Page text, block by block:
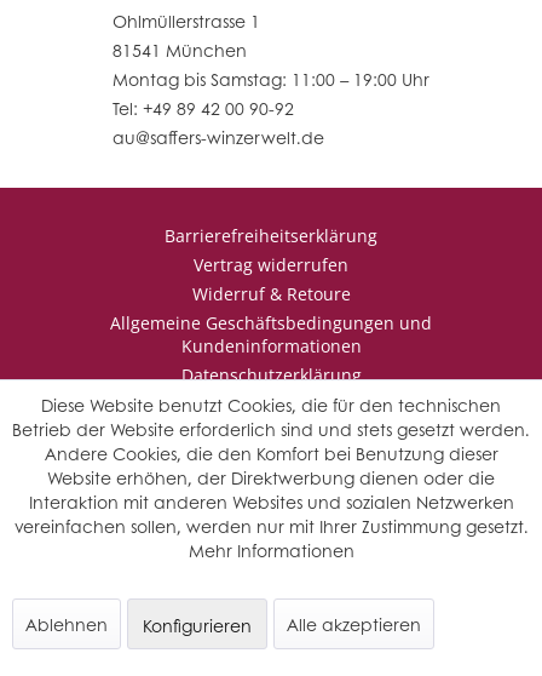
Ohlmüllerstrasse 1
81541 München
Montag bis Samstag: 11:00 – 19:00 Uhr
Tel: +49 89 42 00 90-92
au@saffers-winzerwelt.de
Barrierefreiheitserklärung
Vertrag widerrufen
Widerruf & Retoure
Allgemeine Geschäftsbedingungen und
Kundeninformationen
Datenschutzerklärung
Impressum
* Wir behalten uns vor den Jahrgang auszuwählen, sollten mehrere
Jahrgänge verfügbar sein.
© Saffers WinzerWelt - alle Rechte vorbehalten
Diese Website benutzt Cookies, die für den technischen
Betrieb der Website erforderlich sind und stets gesetzt werden.
Andere Cookies, die den Komfort bei Benutzung dieser
Website erhöhen, der Direktwerbung dienen oder die
Interaktion mit anderen Websites und sozialen Netzwerken
vereinfachen sollen, werden nur mit Ihrer Zustimmung gesetzt.
Mehr Informationen
Ablehnen Alle akzeptieren
Konfigurieren